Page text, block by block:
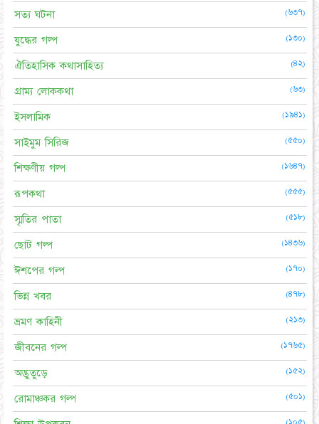
সত্য ঘটনা (৬৩৭)
যুদ্ধের গল্প (১৩০)
ঐতিহাসিক কথাসাহিত্য (৪২)
গ্রাম্য লোককথা (৬৩)
ইসলামিক (১৯৪১)
সাইমুম সিরিজ (৫৫০)
শিক্ষণীয় গল্প (১৬৪৭)
রূপকথা (৫৫৫)
স্মৃতির পাতা (৫১৮)
ছোট গল্প (১৪৩৬)
ঈশপের গল্প (১৭০)
ভিন্ন খবর (৪৭৮)
ভ্রমণ কাহিনী (২১৩)
জীবনের গল্প (১৭৬৫)
অদ্ভুতুড়ে (১৫২)
রোমাঞ্চকর গল্প (৫০১)